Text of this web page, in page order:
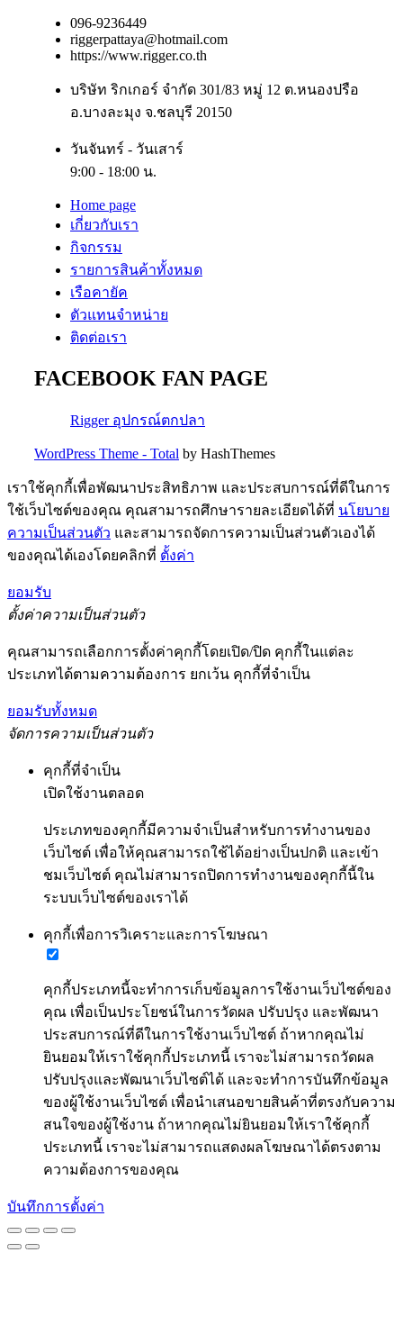
096-9236449
riggerpattaya@hotmail.com
https://www.rigger.co.th
บริษัท ริกเกอร์ จำกัด 301/83 หมู่ 12 ต.หนองปรือ
อ.บางละมุง จ.ชลบุรี 20150
วันจันทร์ - วันเสาร์
9:00 - 18:00 น.
Home page
เกี่ยวกับเรา
กิจกรรม
รายการสินค้าทั้งหมด
เรือคายัค
ตัวแทนจำหน่าย
ติดต่อเรา
FACEBOOK FAN PAGE
Rigger อุปกรณ์ตกปลา
WordPress Theme - Total by HashThemes
เราใช้คุกกี้เพื่อพัฒนาประสิทธิภาพ และประสบการณ์ที่ดีในการ
ใช้เว็บไซต์ของคุณ คุณสามารถศึกษารายละเอียดได้ที่ นโยบาย
ความเป็นส่วนตัว และสามารถจัดการความเป็นส่วนตัวเองได้
ของคุณได้เองโดยคลิกที่ ตั้งค่า
ยอมรับ
ตั้งค่าความเป็นส่วนตัว
คุณสามารถเลือกการตั้งค่าคุกกี้โดยเปิด/ปิด คุกกี้ในแต่ละ
ประเภทได้ตามความต้องการ ยกเว้น คุกกี้ที่จำเป็น
ยอมรับทั้งหมด
จัดการความเป็นส่วนตัว
คุกกี้ที่จำเป็น
เปิดใช้งานตลอด
ประเภทของคุกกี้มีความจำเป็นสำหรับการทำงานของ
เว็บไซต์ เพื่อให้คุณสามารถใช้ได้อย่างเป็นปกติ และเข้า
ชมเว็บไซต์ คุณไม่สามารถปิดการทำงานของคุกกี้นี้ใน
ระบบเว็บไซต์ของเราได้
คุกกี้เพื่อการวิเคราะและการโฆษณา
คุกกี้ประเภทนี้จะทำการเก็บข้อมูลการใช้งานเว็บไซต์ของ
คุณ เพื่อเป็นประโยชน์ในการวัดผล ปรับปรุง และพัฒนา
ประสบการณ์ที่ดีในการใช้งานเว็บไซต์ ถ้าหากคุณไม่
ยินยอมให้เราใช้คุกกี้ประเภทนี้ เราจะไม่สามารถวัดผล
ปรับปรุงและพัฒนาเว็บไซต์ได้ และจะทำการบันทึกข้อมูล
ของผู้ใช้งานเว็บไซต์ เพื่อนำเสนอขายสินค้าที่ตรงกับความ
สนใจของผู้ใช้งาน ถ้าหากคุณไม่ยินยอมให้เราใช้คุกกี้
ประเภทนี้ เราจะไม่สามารถแสดงผลโฆษณาได้ตรงตาม
ความต้องการของคุณ
บันทึกการตั้งค่า